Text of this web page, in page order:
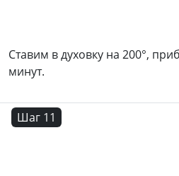
Ставим в духовку на 200°,
минут.
Шаг 11